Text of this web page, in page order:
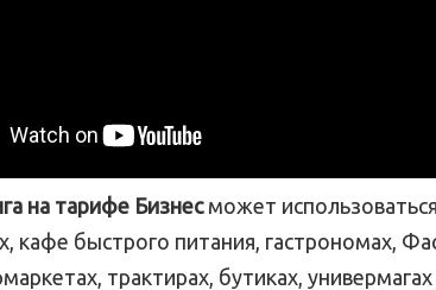
на тарифе Бизнесможет
кафе быстрого питания, гастрономах,
трактирах, бутиках,